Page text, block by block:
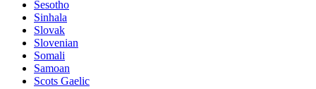
Sesotho
Sinhala
Slovak
Slovenian
Somali
Samoan
Scots Gaelic